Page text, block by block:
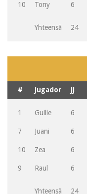
10 Tony 6
Yhteensä 24
# Jugador JJ
1 Guille 6
7 Juani 6
10 Zea 6
9 Raul 6
Yhteensä 24